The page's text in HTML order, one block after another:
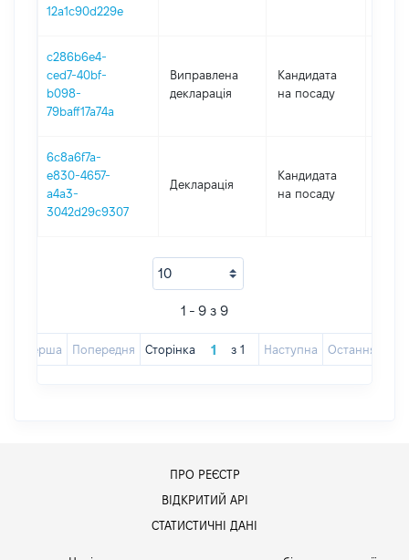
12a1c90d229e
c286b6e4-
ced7-40bf-
b098-
79baff17a74a
Виправлена
декларація
Кандидата
на посаду
6c8a6f7a-
e830-4657-
a4a3-
3042d29c9307
Декларація
Кандидата
на посаду
1 - 9 з 9
Перша Попередня Сторінка з 1 Наступна Остання
ПРО РЕЄСТР
ВІДКРИТИЙ АРІ
СТАТИСТИЧНІ ДАНІ